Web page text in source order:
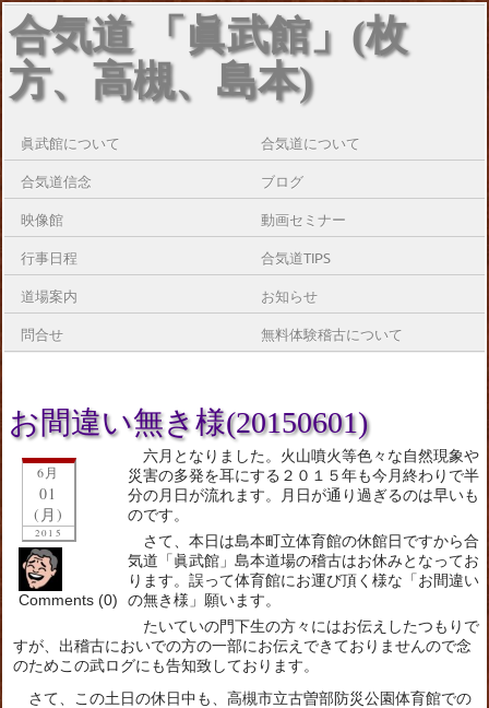
合気道 「眞武館」(枚
方、高槻、島本)
眞武館について 合気道について
合気道信念 ブログ
映像館 動画セミナー
行事日程 合気道TIPS
道場案内 お知らせ
問合せ 無料体験稽古について
お間違い無き様(20150601)
6月
01
(月)
2015
Comments (0)
六月となりました。火山噴火等色々な自然現象や
災害の多発を耳にする２０１５年も今月終わりで半
分の月日が流れます。月日が通り過ぎるのは早いも
のです。
さて、本日は島本町立体育館の休館日ですから合
気道「眞武館」島本道場の稽古はお休みとなってお
ります。誤って体育館にお運び頂く様な「お間違い
の無き様」願います。
たいていの門下生の方々にはお伝えしたつもりで
すが、出稽古においでの方の一部にお伝えできておりませんので念
のためこの武ログにも告知致しております。
さて、この土日の休日中も、高槻市立古曽部防災公園体育館での